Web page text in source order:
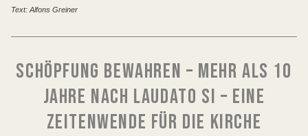
Text: Alfons Greiner
SCHÖPFUNG BEWAHREN – MEHR ALS 10
JAHRE NACH LAUDATO SI – EINE
ZEITENWENDE FÜR DIE KIRCHE